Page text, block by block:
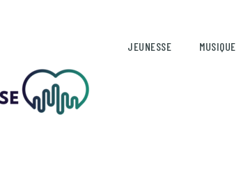
JEUNESSE MUSIQUE